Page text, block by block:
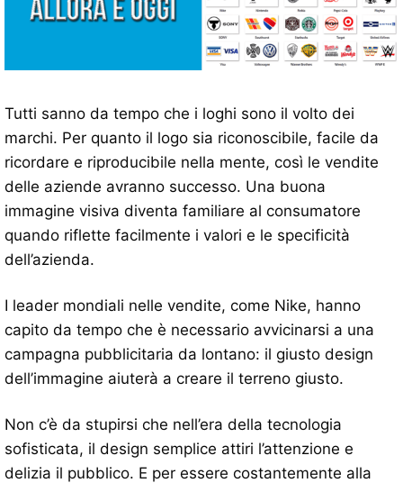
Tutti sanno da tempo che i loghi sono il volto dei
marchi. Per quanto il logo sia riconoscibile, facile da
ricordare e riproducibile nella mente, così le vendite
delle aziende avranno successo. Una buona
immagine visiva diventa familiare al consumatore
quando riflette facilmente i valori e le specificità
dell’azienda.
I leader mondiali nelle vendite, come Nike, hanno
capito da tempo che è necessario avvicinarsi a una
campagna pubblicitaria da lontano: il giusto design
dell’immagine aiuterà a creare il terreno giusto.
Non c’è da stupirsi che nell’era della tecnologia
sofisticata, il design semplice attiri l’attenzione e
delizia il pubblico. E per essere costantemente alla